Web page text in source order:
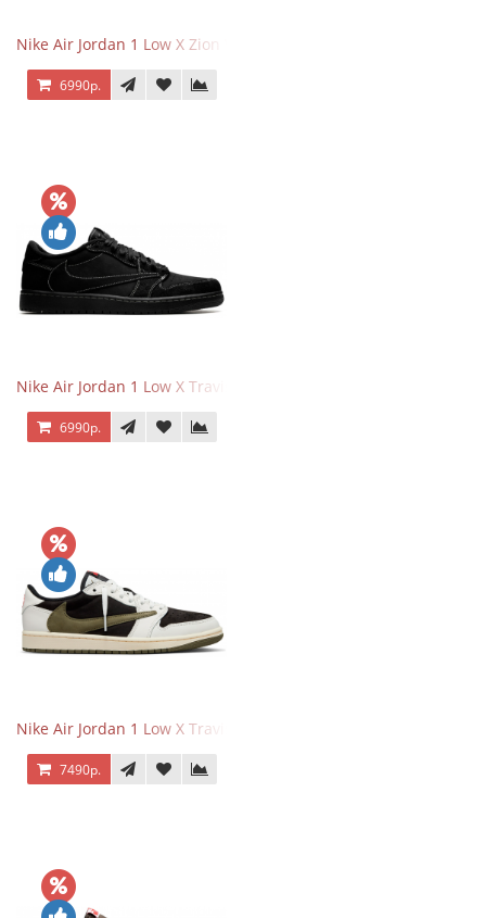
Nike Air Jordan 1 Low X Zion Williamson Voodoo
6990р.
Nike Air Jordan 1 Low X Travis Scott Black Phantom
6990р.
Nike Air Jordan 1 Low X Travis Scott Olive
7490р.